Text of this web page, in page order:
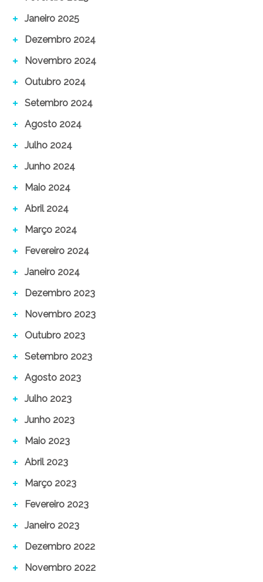
Janeiro 2025
Dezembro 2024
Novembro 2024
Outubro 2024
Setembro 2024
Agosto 2024
Julho 2024
Junho 2024
Maio 2024
Abril 2024
Março 2024
Fevereiro 2024
Janeiro 2024
Dezembro 2023
Novembro 2023
Outubro 2023
Setembro 2023
Agosto 2023
Julho 2023
Junho 2023
Maio 2023
Abril 2023
Março 2023
Fevereiro 2023
Janeiro 2023
Dezembro 2022
Novembro 2022